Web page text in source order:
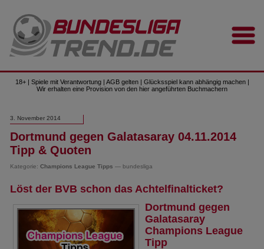
18+ | Spiele mit Verantwortung | AGB gelten | Glücksspiel kann abhängig machen |
Wir erhalten eine Provision von den hier angeführten Buchmachern
3. November 2014
Dortmund gegen Galatasaray 04.11.2014
Tipp & Quoten
Kategorie:Champions League Tipps — bundesliga
Löst der BVB schon das Achtelfinalticket?
Dortmund gegen
Galatasaray
Champions League
Tipp